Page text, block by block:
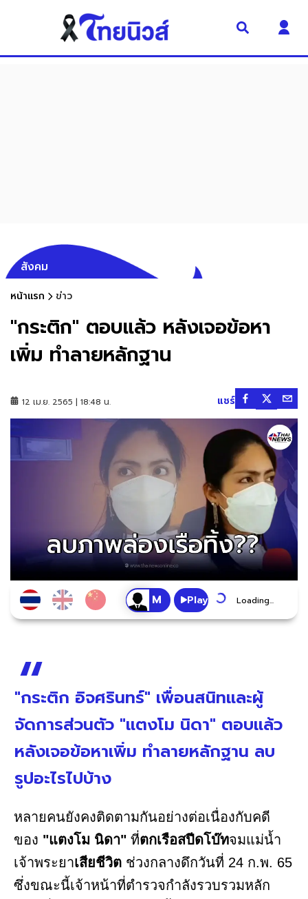
สังคม
หน้าแรก ข่าว
"กระติก" ตอบแล้ว หลังเจอข้อหา
เพิ่ม ทำลายหลักฐาน
12 เม.ย. 2565 | 18:48 น. แชร์
Play Loading...
"กระติก อิจศรินทร์" เพื่อนสนิทและผู้
จัดการส่วนตัว "แตงโม นิดา" ตอบแล้ว
หลังเจอข้อหาเพิ่ม ทำลายหลักฐาน ลบ
รูปอะไรไปบ้าง
หลายคนยังคงติดตามกันอย่างต่อเนื่องกับคดี
ของ "แตงโม นิดา" ที่ตกเรือสปีดโบ๊ทจมแม่น้ำ
เจ้าพระยาเสียชีวิต ช่วงกลางดึกวันที่ 24 ก.พ. 65
ซึ่งขณะนี้เจ้าหน้าที่ตำรวจกำลังรวบรวมหลัก